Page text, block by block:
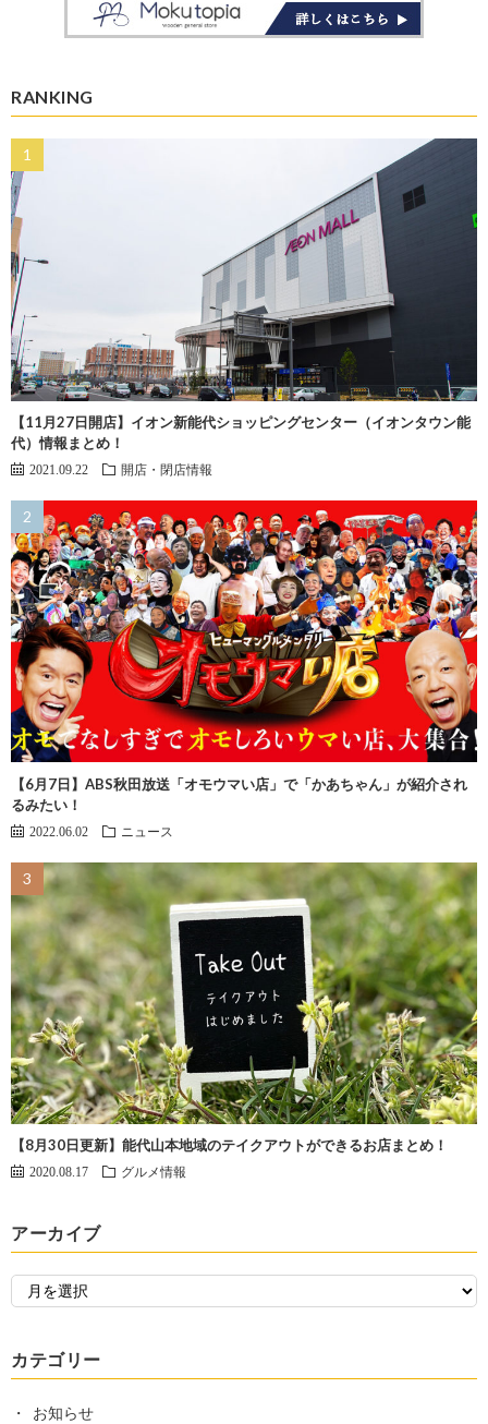
RANKING
【11月27日開店】イオン新能代ショッピングセンター（イオンタウン能
代）情報まとめ！
2021.09.22 開店・閉店情報
【6月7日】ABS秋田放送「オモウマい店」で「かあちゃん」が紹介され
るみたい！
2022.06.02 ニュース
【8月30日更新】能代山本地域のテイクアウトができるお店まとめ！
2020.08.17 グルメ情報
アーカイブ
カテゴリー
お知らせ